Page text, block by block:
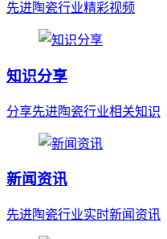
先进陶瓷行业精彩视频
知识分享
分享先进陶瓷行业相关知识
新闻资讯
先进陶瓷行业实时新闻资讯